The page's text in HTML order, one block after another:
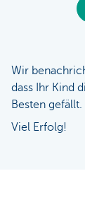
Wir
dass Ihr Kind
Besten gefällt.
Viel Erfolg!